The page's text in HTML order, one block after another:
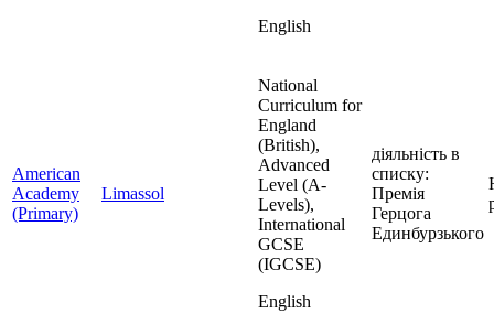
English
American
Academy
(Primary)
Limassol
National
Curriculum for
England
(British),
Advanced
Level (A-
Levels),
International
GCSE
(IGCSE)
English
діяльність в
списку:
Премія
Герцога
Единбурзького